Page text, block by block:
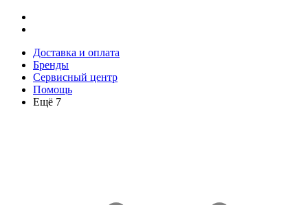
Доставка и оплата
Бренды
Сервисный центр
Помощь
Ещё 7